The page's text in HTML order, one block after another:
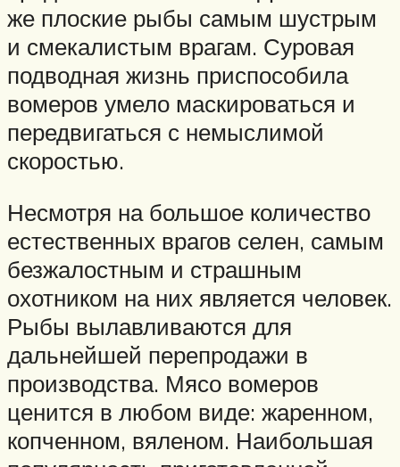
же плоские рыбы самым шустрым
и смекалистым врагам. Суровая
подводная жизнь приспособила
вомеров умело маскироваться и
передвигаться с немыслимой
скоростью.
Несмотря на большое количество
естественных врагов селен, самым
безжалостным и страшным
охотником на них является человек.
Рыбы вылавливаются для
дальнейшей перепродажи в
производства. Мясо вомеров
ценится в любом виде: жаренном,
копченном, вяленом. Наибольшая